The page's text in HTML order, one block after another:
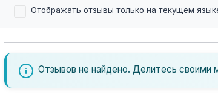
Отображать отзывы только на текущем
Отзывов не найдено. Делитесь своими